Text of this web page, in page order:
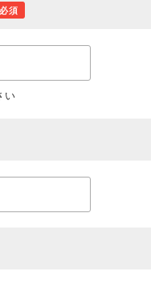
必須
い